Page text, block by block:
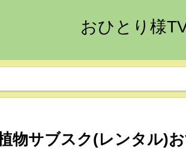
おひとり様
サブスク(レンタル)